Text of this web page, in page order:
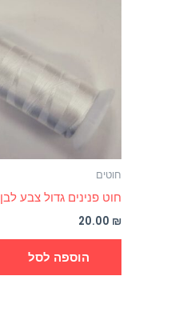
חוטים
חוט פנינים גדול צבע לבן
20.00 ₪
הוספה לסל